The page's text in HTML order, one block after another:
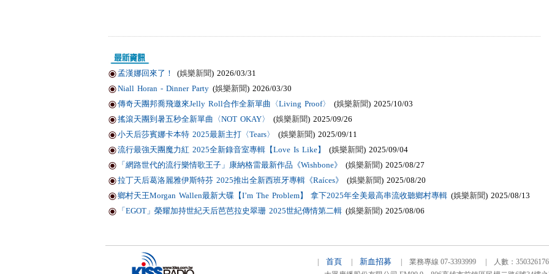
孟漢娜回來了！ (娛樂新聞) 2026/03/31
Niall Horan - Dinner Party (娛樂新聞) 2026/03/30
傳奇天團邦喬飛邀來Jelly Roll合作全新單曲〈Living Proof〉
(娛樂新聞) 2025/10/03
搖滾天團到暑五秒全新單曲〈NOT OKAY〉
(娛樂新聞) 2025/09/26
小天后莎賓娜卡本特 2025最新主打〈Tears〉
(娛樂新聞) 2025/09/11
流行最強天團魔力紅 2025全新錄音室專輯【Love Is Like】
(娛樂新聞) 2025/09/04
「網路世代的流行樂情歌王子」康納格雷最新作品《Wishbone》
(娛樂新聞) 2025/08/27
拉丁天后葛洛麗雅伊斯特芬 2025推出全新西班牙專輯《Raíces》
(娛樂新聞) 2025/08/20
鄉村天王Morgan Wallen最新大碟【I’m The Problem】 拿下2025年全美最高串流收聽鄉村專輯 (娛樂新聞) 2025/08/13
「EGOT」榮耀加持世紀天后芭芭拉史翠珊 2025世紀傳情第二輯 (娛樂新聞) 2025/08/06
| 首頁 | 新血招募 | 業務專線 07-3393999 | 人數：